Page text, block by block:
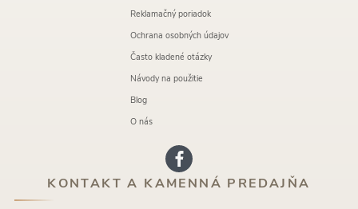
Reklamačný poriadok
Ochrana osobných údajov
Často kladené otázky
Návody na použitie
Blog
O nás
KONTAKT A KAMENNÁ PREDAJŇA